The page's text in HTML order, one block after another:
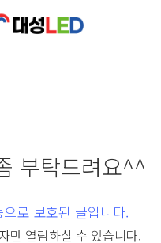
부탁드려요^^
로 보호된 글입니다.
만 열람하실 수 있습니다.